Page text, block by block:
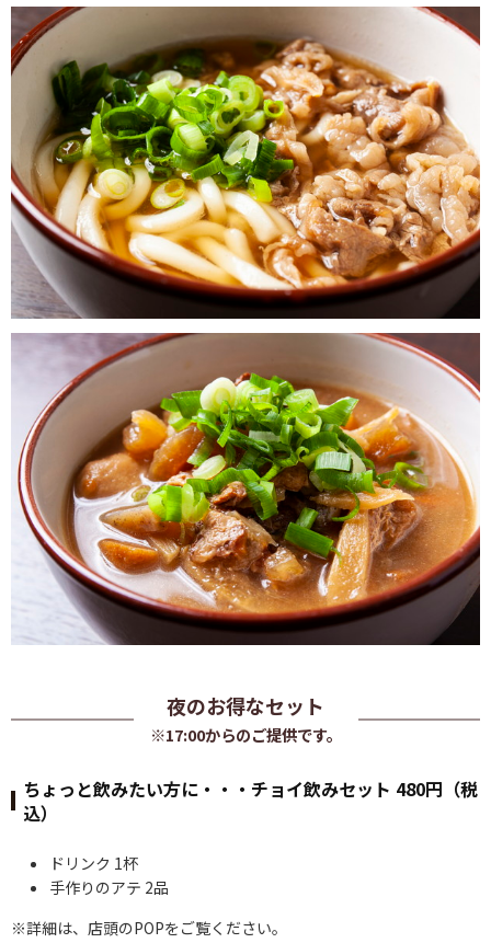
夜のお得なセット
※17:00からのご提供です。
ちょっと飲みたい方に・・・チョイ飲みセット 480円（税
込）
ドリンク 1杯
手作りのアテ 2品
※詳細は、店頭のPOPをご覧ください。